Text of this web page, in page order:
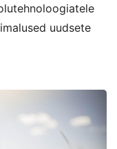
uudsete